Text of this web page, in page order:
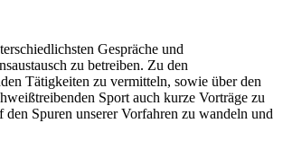
Gespräche und
zu betreiben. Zu den
Tätigkeiten zu vermitteln, sowie über den
Sport auch kurze Vorträge zu
Spuren unserer Vorfahren zu wandeln und